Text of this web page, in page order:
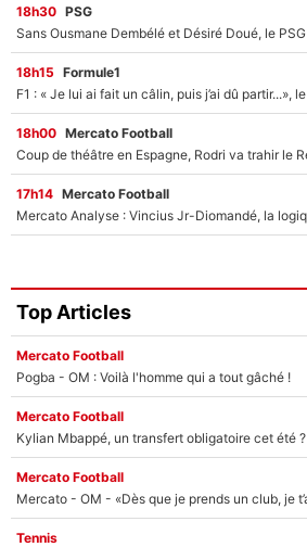
18h30 PSG
18h15 Formule1
18h00 Mercato Football
17h14 Mercato Football
Top Articles
Mercato Football
Pogba - OM : Voilà l'homme qui a tout gâché !
Mercato Football
Kylian Mbappé, un transfert obligatoire cet été ?
Mercato Football
Tennis